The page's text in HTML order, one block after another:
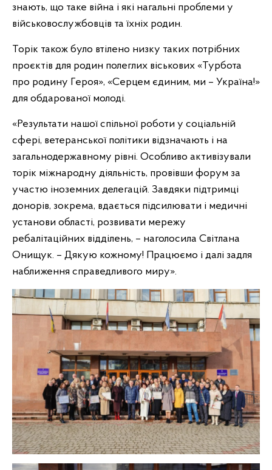
знають, що таке війна і які нагальні проблеми у
військовослужбовців та їхніх родин.
Торік також було втілено низку таких потрібних
проєктів для родин полеглих віськових «Турбота
про родину Героя», «Серцем єдиним, ми – Україна!»
для обдарованої молоді.
«Результати нашої спільної роботи у соціальній
сфері, ветеранської політики відзначають і на
загальнодержавному рівні. Особливо активізували
торік міжнародну діяльність, провівши форум за
участю іноземних делегацій. Завдяки підтримці
донорів, зокрема, вдається підсилювати і медичні
установи області, розвивати мережу
ребалітаційних відділень, – наголосила Світлана
Онищук. – Дякую кожному! Працюємо і далі задля
наближення справедливого миру».